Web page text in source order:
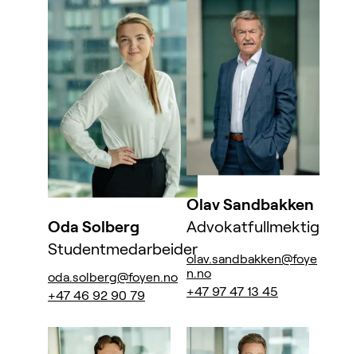
Oda Solberg
Studentmedarbeider
oda.solberg@foyen.no
+47 46 92 90 79
Olav Sandbakken
Advokatfullmektig
olav.sandbakken@foye
n.no
+47 97 47 13 45